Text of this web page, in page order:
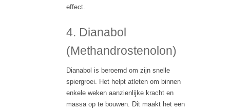
effect.
4. Dianabol
(Methandrostenolon)
Dianabol is beroemd om zijn snelle
spiergroei. Het helpt atleten om binnen
enkele weken aanzienlijke kracht en
massa op te bouwen. Dit maakt het een